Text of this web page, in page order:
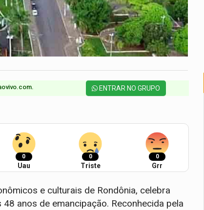
ENTRAR NO GRUPO
0
Uau
0
Triste
0
Grr
e culturais de Rondônia, celebra
anos de emancipação. Reconhecida pela